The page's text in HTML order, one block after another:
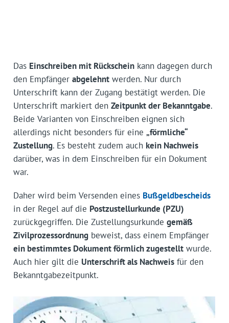
Das Einschreiben mit Rückscheinkann dagegen durch
den Empfänger abgelehntwerden. Nur durch
Unterschrift kann der Zugang bestätigt werden. Die
Unterschrift markiert den Zeitpunkt der Bekanntgabe.
Beide Varianten von Einschreiben eignen sich
allerdings nicht besonders für eine „förmliche“
Zustellung. Es besteht zudem auch kein Nachweis
darüber, was in dem Einschreiben für ein Dokument
war.
Daher wird beim Versenden eines Bußgeldbescheids
in der Regel auf die Postzustellurkunde (PZU)
zurückgegriffen. Die Zustellungsurkunde gemäß
Zivilprozessordnungbeweist, dass einem Empfänger
ein bestimmtes Dokument förmlich zugestelltwurde.
Auch hier gilt die Unterschrift als Nachweisfür den
Bekanntgabezeitpunkt.